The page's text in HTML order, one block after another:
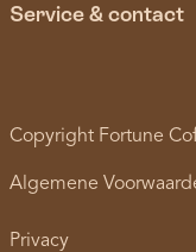
Service & contact
Copyright Fortune
Algemene
Privacy